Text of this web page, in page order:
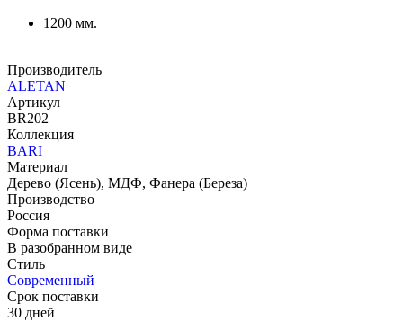
1200 мм.
Производитель
ALETAN
Артикул
BR202
Коллекция
BARI
Материал
Дерево (Ясень), МДФ, Фанера (Береза)
Производство
Россия
Форма поставки
В разобранном виде
Стиль
Современный
Срок поставки
30 дней